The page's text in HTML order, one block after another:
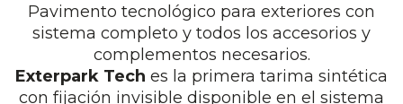
Pavimento tecnológico para exteriores con
sistema completo y todos los accesorios y
complementos necesarios.
Exterpark Tech es la primera tarima sintética
con fijación invisible disponible en el sistema